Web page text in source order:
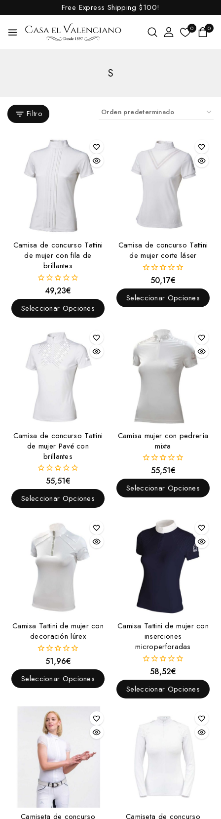
Free Express Shipping $100!
0 0
S
Filtro
Camisa de concurso Tattini
de mujer con fila de
brillantes
fuera
de
5
49,23€
Seleccionar Opciones
Camisa de concurso Tattini
de mujer corte láser
fuera
de
5
50,17€
Seleccionar Opciones
Camisa de concurso Tattini
de mujer Pavé con
brillantes
fuera
de
55,51€
Seleccionar Opciones
Camisa mujer con pedrería
mixta
fuera
de
55,51€
Seleccionar Opciones
Camisa Tattini de mujer con
decoración lúrex
fuera
de
51,96€
Seleccionar Opciones
Camisa Tattini de mujer con
inserciones
microperforadas
fuera
de
58,52€
Seleccionar Opciones
Camiseta de concurso
Camiseta de concurso